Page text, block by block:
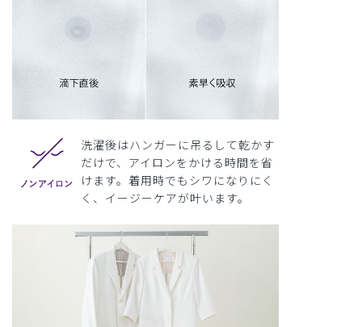
洗濯後はハンガーに吊るして乾かす
だけで、アイロンをかける時間を省
けます。着用時でもシワになりにく
く、イージーケアが叶います。